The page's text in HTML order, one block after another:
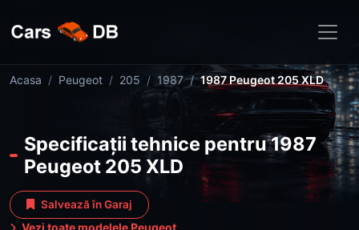
Acasa Peugeot 205 1987 1987 Peugeot 205 XLD
Specificații tehnice pentru 1987
Peugeot 205 XLD
Salvează în Garaj
Vezi toate modelele Peugeot